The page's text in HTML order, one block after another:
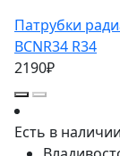
Патрубки
BCNR34 R34
2190₽
Есть в наличии